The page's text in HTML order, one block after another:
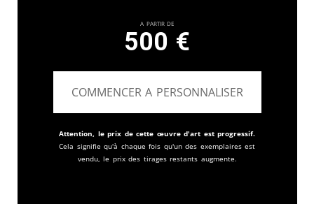
A partir de
500 €
COMMENCER A PERSONNALISER
Attention, le prix de cette œuvre d'art est progressif.
Cela signifie qu'à chaque fois qu'un des exemplaires est
vendu, le prix des tirages restants augmente.